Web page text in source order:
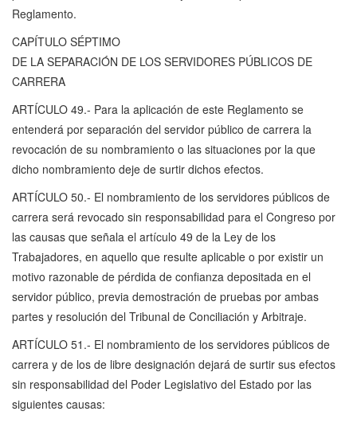
Reglamento.
CAPÍTULO SÉPTIMO
DE LA SEPARACIÓN DE LOS SERVIDORES PÚBLICOS DE
CARRERA
ARTÍCULO 49.- Para la aplicación de este Reglamento se
entenderá por separación del servidor público de carrera la
revocación de su nombramiento o las situaciones por la que
dicho nombramiento deje de surtir dichos efectos.
ARTÍCULO 50.- El nombramiento de los servidores públicos de
carrera será revocado sin responsabilidad para el Congreso por
las causas que señala el artículo 49 de la Ley de los
Trabajadores, en aquello que resulte aplicable o por existir un
motivo razonable de pérdida de confianza depositada en el
servidor público, previa demostración de pruebas por ambas
partes y resolución del Tribunal de Conciliación y Arbitraje.
ARTÍCULO 51.- El nombramiento de los servidores públicos de
carrera y de los de libre designación dejará de surtir sus efectos
sin responsabilidad del Poder Legislativo del Estado por las
siguientes causas: